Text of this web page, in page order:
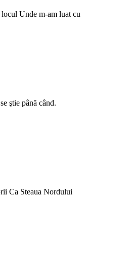
locul Unde m-am luat cu
ştie până când.
Ca Steaua Nordului